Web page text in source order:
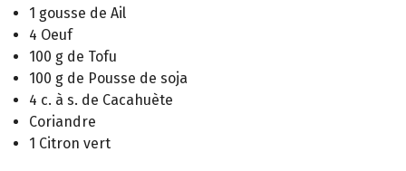
1 gousse de Ail
4 Oeuf
100 g de Tofu
100 g de Pousse de soja
4 c. à s. de Cacahuète
Coriandre
1 Citron vert